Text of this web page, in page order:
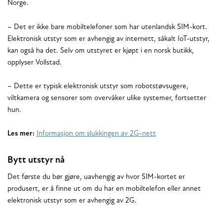
Norge.
– Det er ikke bare mobiltelefoner som har utenlandsk SIM-kort.
Elektronisk utstyr som er avhengig av internett, såkalt IoT-utstyr,
kan også ha det. Selv om utstyret er kjøpt i en norsk butikk,
opplyser Vollstad.
– Dette er typisk elektronisk utstyr som robotstøvsugere,
viltkamera og sensorer som overvåker ulike systemer, fortsetter
hun.
Les mer: Informasjon om slukkingen av 2G-nett
Bytt utstyr nå
Det første du bør gjøre, uavhengig av hvor SIM-kortet er
produsert, er å finne ut om du har en mobiltelefon eller annet
elektronisk utstyr som er avhengig av 2G.